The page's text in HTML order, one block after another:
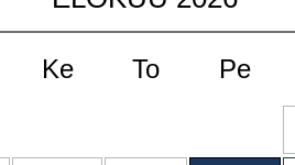
Ke To Pe